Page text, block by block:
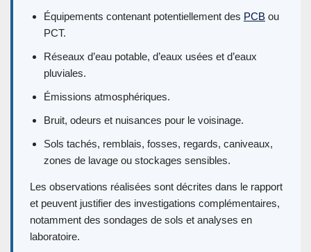
Équipements contenant potentiellement des PCB ou
PCT.
Réseaux d’eau potable, d’eaux usées et d’eaux
pluviales.
Émissions atmosphériques.
Bruit, odeurs et nuisances pour le voisinage.
Sols tachés, remblais, fosses, regards, caniveaux,
zones de lavage ou stockages sensibles.
Les observations réalisées sont décrites dans le rapport
et peuvent justifier des investigations complémentaires,
notamment des sondages de sols et analyses en
laboratoire.